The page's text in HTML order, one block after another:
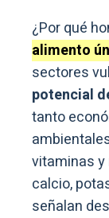
¿Por qué
alimento
sectores
potencial
tanto
vitaminas
calcio,
señalan